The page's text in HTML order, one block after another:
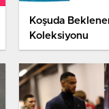
Koşuda
Koleksiyonu